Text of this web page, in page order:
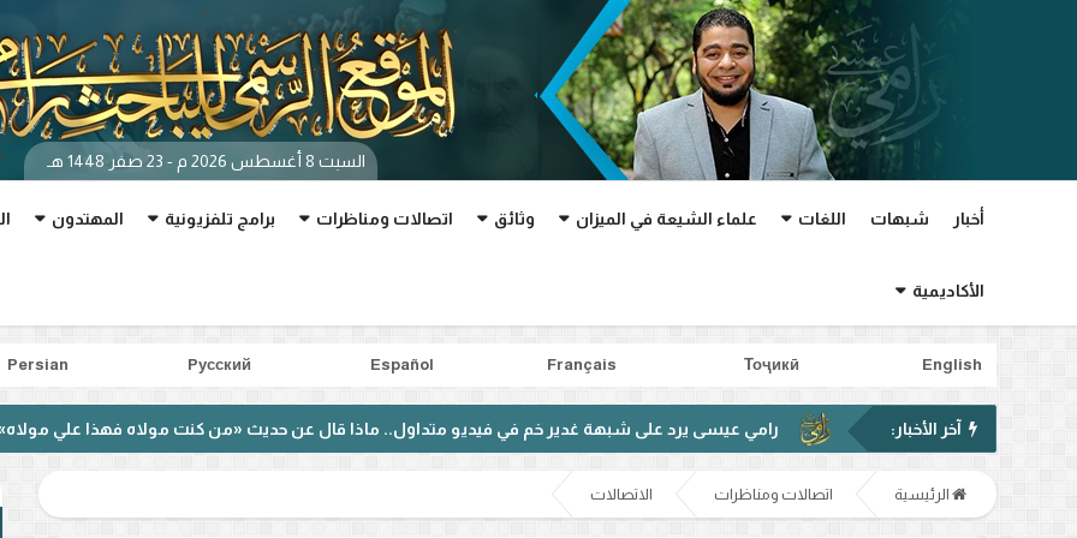
السبت 8 أغسطس 2026 م - 23 صفر 1448 هـ
أخبار شبهات اللغات علماء الشيعة في الميزان وثائق اتصالات ومناظرات برامج تلفزيونية المهتدون
الأكاديمية
English
Тоҷикӣ
Français
Español
Pусский
Persian
آخر الأخبار:رامي عيسى يرد على شبهة غدير خم في فيديو متداول.. ماذا قال عن حديث «من كنت مولاه فهذا علي مولاه»؟ بعد
الرئيسية اتصالات ومناظرات الاتصالات